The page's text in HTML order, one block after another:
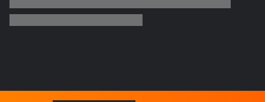
campo: 'Existe diferença entre...